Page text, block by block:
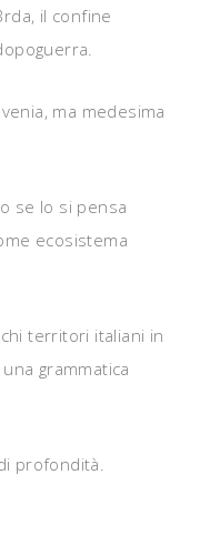
il confine
ma medesima
se lo si pensa
ecosistema
territori italiani in
grammatica
profondità.